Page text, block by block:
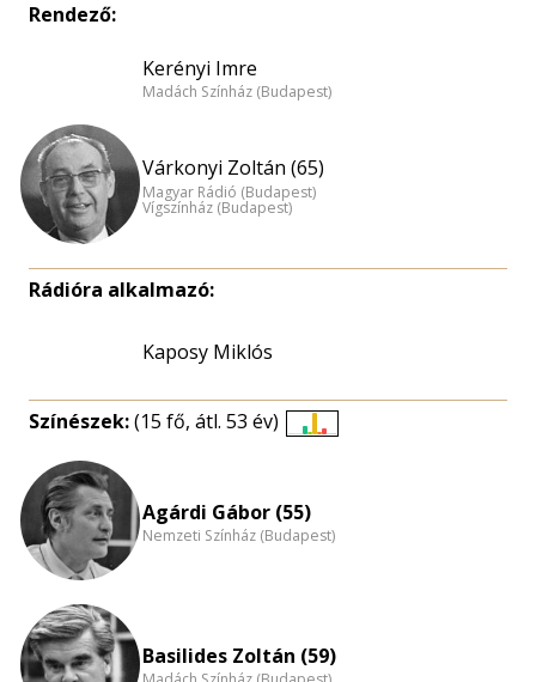
Rendező:
Kerényi Imre
Madách Színház (Budapest)
Várkonyi Zoltán (65)
Magyar Rádió (Budapest)
Vígszínház (Budapest)
Rádióra alkalmazó:
Kaposy Miklós
Színészek:(15 fő, átl. 53 év)
nagyítása
Agárdi Gábor (55)
Nemzeti Színház (Budapest)
Basilides Zoltán (59)